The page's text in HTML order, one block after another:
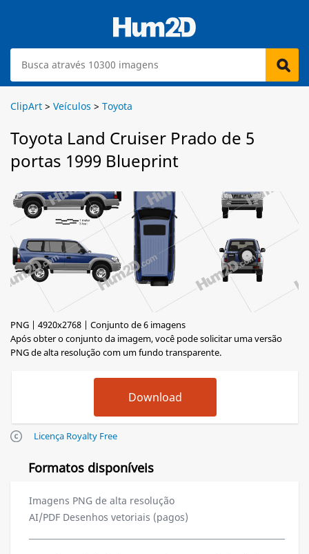
ClipArt > Veículos > Toyota
Toyota Land Cruiser Prado de 5
portas 1999 Blueprint
PNG | 4920x2768 | Conjunto de 6 imagens
Após obter o conjunto da imagem, você pode solicitar uma versão
PNG de alta resolução com um fundo transparente.
Licença Royalty Free
Formatos disponíveis
Imagens PNG de alta resolução
AI/PDF Desenhos vetoriais (pagos)